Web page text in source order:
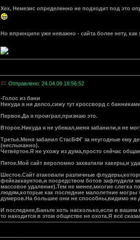
Хех, Немезис определенно не подходит под это
Но впринципе уже неважно - сайта более нету, как
Отправлено: 24.04.09 18:56:52
-Голос из бани
Никуда я ни делсо,сижу тут кроссворд с
Первое.Да я проиграл,признаю это.
Второе.Никуда я не убежал,меня забанили,я не
Третье.Меня забанил СтасБФГ за неугодные ему
(неслыханно).
Четвёртое.Я не ухожу из дума,просто сейчас
Пятое.Мой сайт вероломно захватили хакеры,и
Шестое.Сайт атаковали различные
фейкаккаунтов,и посредством ботов зафлудили
массовое удаление).Тем не менее,многие слегка
людям,которые как последние малолетние могры
думеров.На большее они не способны,видимо не
И последнее,Баньте хоть насколько,если в вашем
то находится в этом обществе не охота.Я всё